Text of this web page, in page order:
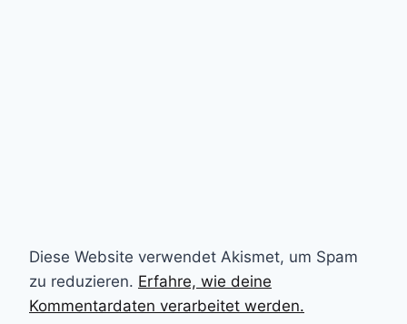
Diese Website verwendet Akismet, um Spam
zu reduzieren. Erfahre, wie deine
Kommentardaten verarbeitet werden.